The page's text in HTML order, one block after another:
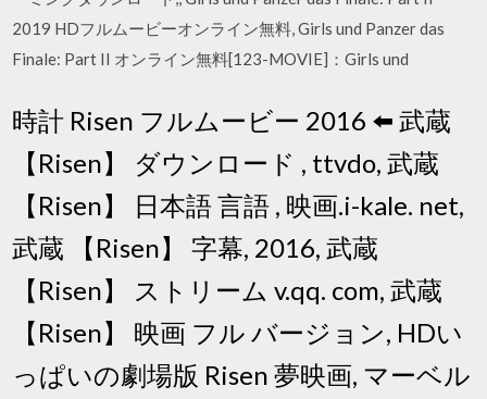
2019 HDフルムービーオンライン無料, Girls und Panzer das
Finale: Part II オンライン無料[123-MOVIE]：Girls und
時計 Risen フルムービー 2016 ⬅️ 武蔵
【Risen】 ダウンロード , ttvdo, 武蔵
【Risen】 日本語 言語 , 映画.i-kale. net,
武蔵 【Risen】 字幕, 2016, 武蔵
【Risen】 ストリーム v.qq. com, 武蔵
【Risen】 映画 フル バージョン, HDい
っぱいの劇場版 Risen 夢映画, マーベル